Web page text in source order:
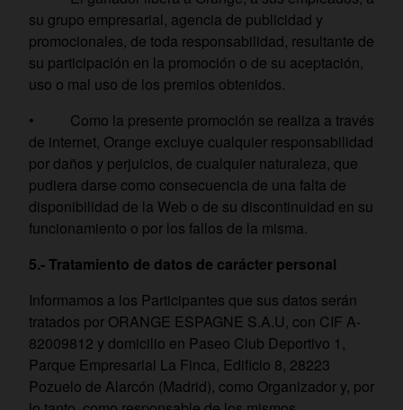
su grupo empresarial, agencia de publicidad y
promocionales, de toda responsabilidad, resultante de
su participación en la promoción o de su aceptación,
uso o mal uso de los premios obtenidos.
• Como la presente promoción se realiza a través
de internet, Orange excluye cualquier responsabilidad
por daños y perjuicios, de cualquier naturaleza, que
pudiera darse como consecuencia de una falta de
disponibilidad de la Web o de su discontinuidad en su
funcionamiento o por los fallos de la misma.
5.- Tratamiento de datos de carácter personal
Informamos a los Participantes que sus datos serán
tratados por ORANGE ESPAGNE S.A.U, con CIF A-
82009812 y domicilio en Paseo Club Deportivo 1,
Parque Empresarial La Finca, Edificio 8, 28223
Pozuelo de Alarcón (Madrid), como Organizador y, por